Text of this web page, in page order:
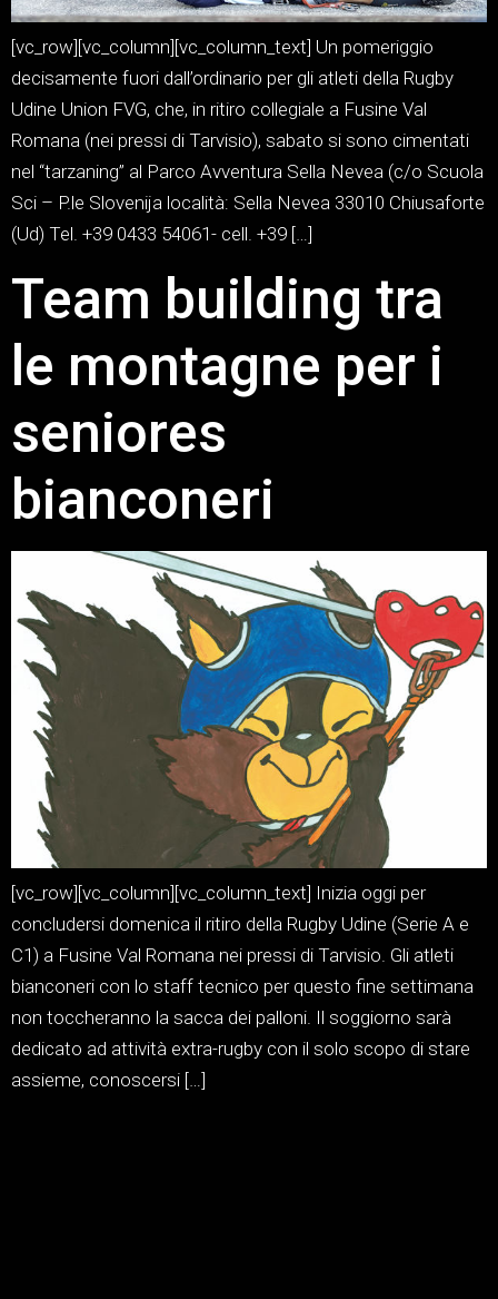
[vc_row][vc_column][vc_column_text] Un pomeriggio
decisamente fuori dall’ordinario per gli atleti della Rugby
Udine Union FVG, che, in ritiro collegiale a Fusine Val
Romana (nei pressi di Tarvisio), sabato si sono cimentati
nel “tarzaning” al Parco Avventura Sella Nevea (c/o Scuola
Sci – P.le Slovenija località: Sella Nevea 33010 Chiusaforte
(Ud) Tel. +39 0433 54061- cell. +39 […]
Team building tra
le montagne per i
seniores
bianconeri
[vc_row][vc_column][vc_column_text] Inizia oggi per
concludersi domenica il ritiro della Rugby Udine (Serie A e
C1) a Fusine Val Romana nei pressi di Tarvisio. Gli atleti
bianconeri con lo staff tecnico per questo fine settimana
non toccheranno la sacca dei palloni. Il soggiorno sarà
dedicato ad attività extra-rugby con il solo scopo di stare
assieme, conoscersi […]